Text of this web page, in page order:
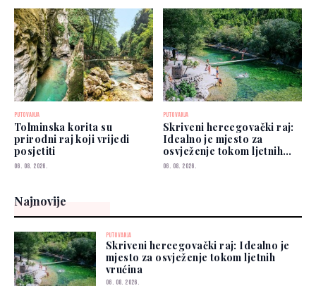
PUTOVANJA
Tolminska korita su
prirodni raj koji vrijedi
posjetiti
06. 08. 2026.
PUTOVANJA
Skriveni hercegovački raj:
Idealno je mjesto za
osvježenje tokom ljetnih
vrućina
06. 08. 2026.
Najnovije
PUTOVANJA
Skriveni hercegovački raj: Idealno je
mjesto za osvježenje tokom ljetnih
vrućina
06. 08. 2026.